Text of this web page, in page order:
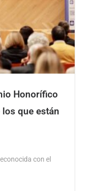
Honorífico
los que están
con el